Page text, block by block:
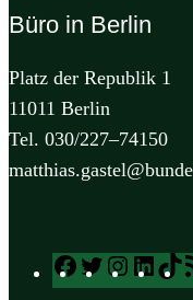
Büro in Berlin
Platz der Republik 1
11011 Berlin
Tel. 030/227–74150
Facebook
Twitter